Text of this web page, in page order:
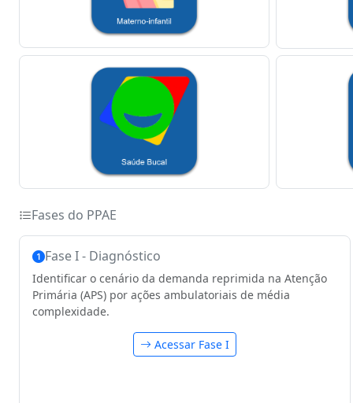
Fases do PPAE
Fase I - Diagnóstico
Identificar o cenário da demanda reprimida na Atenção
Primária (APS) por ações ambulatoriais de média
complexidade.
Acessar Fase I